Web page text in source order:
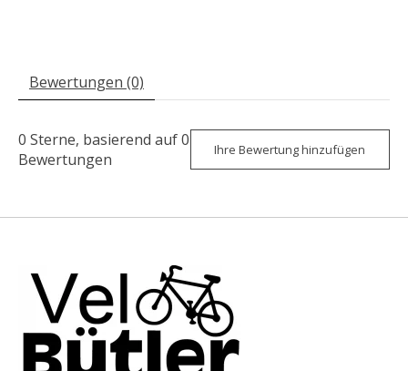
Bewertungen (0)
0 Sterne, basierend auf0
Bewertungen
Ihre Bewertung hinzufügen